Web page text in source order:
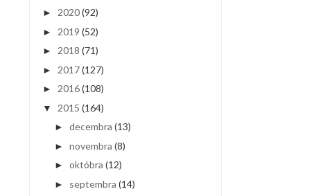
► 2020(92)
► 2019 (52)
► 2018 (71)
► 2017(127)
► 2016(108)
▼ 2015 (164)
► decembra (13)
► novembra (8)
► októbra (12)
► septembra (14)